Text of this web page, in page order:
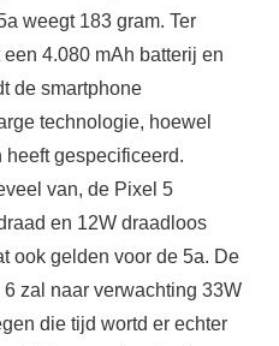
weegt 183 gram. Ter
4.080 mAh batterij en
de smartphone
technologie, hoewel
gespecificeerd.
van, de Pixel 5
en 12W draadloos
ook gelden voor de 5a. De
zal naar verwachting 33W
die tijd wortd er echter